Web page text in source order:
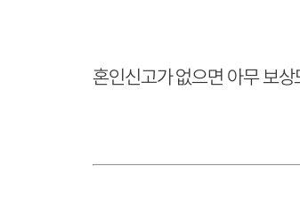
혼인신고가 없으면 아무 보